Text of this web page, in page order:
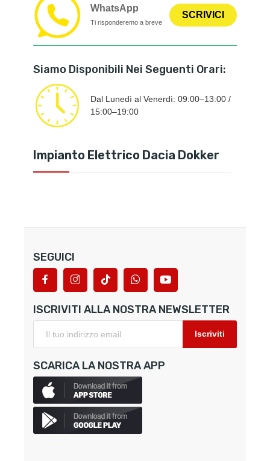
Impianto Elettrico Dacia Dokker
WhatsApp
Ti risponderemo a breve
SCRIVICI
Siamo Disponibili Nei Seguenti Orari:
Dal Lunedì al Venerdì: 09:00–13:00 /
15:00–19:00
SEGUICI
ISCRIVITI ALLA NOSTRA NEWSLETTER
Iscriviti
SCARICA LA NOSTRA APP